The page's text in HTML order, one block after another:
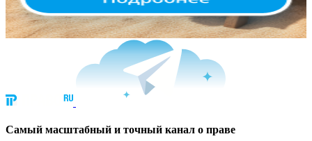
Cамый масштабный и точный канал о праве